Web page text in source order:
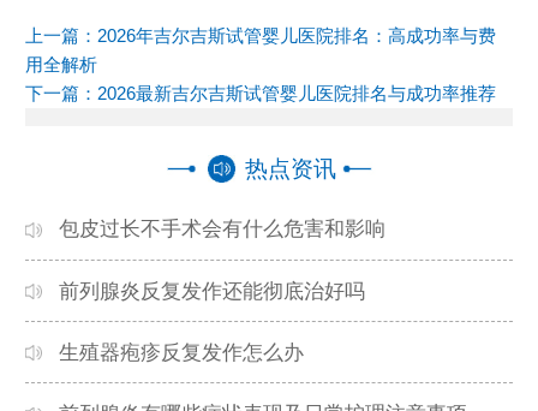
上一篇： 2026年吉尔吉斯试管婴儿医院排名：高成功率与费
用全解析
下一篇： 2026最新吉尔吉斯试管婴儿医院排名与成功率推荐
热点资讯
包皮过长不手术会有什么危害和影响
前列腺炎反复发作还能彻底治好吗
生殖器疱疹反复发作怎么办